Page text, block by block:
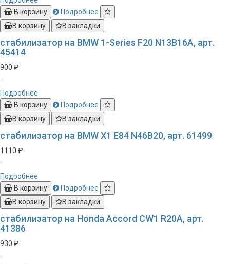
В корзину
Подробнее
В корзину
В закладки
стабилизатор на BMW 1-Series F20 N13B16A, арт.
45414
900 ₽
..
Подробнее
В корзину
Подробнее
В корзину
В закладки
стабилизатор на BMW X1 E84 N46B20, арт. 61499
1110 ₽
..
Подробнее
В корзину
Подробнее
В корзину
В закладки
стабилизатор на Honda Accord CW1 R20A, арт.
41386
930 ₽
..